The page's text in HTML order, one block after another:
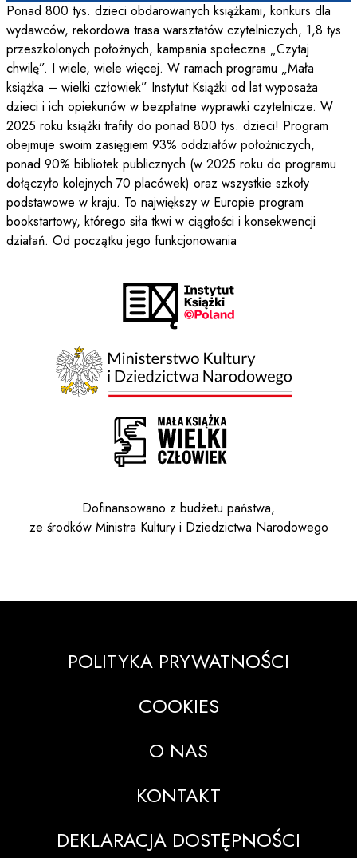
Ponad 800 tys. dzieci obdarowanych książkami, konkurs dla
wydawców, rekordowa trasa warsztatów czytelniczych, 1,8 tys.
przeszkolonych położnych, kampania społeczna „Czytaj
chwilę”. I wiele, wiele więcej. W ramach programu „Mała
książka – wielki człowiek” Instytut Książki od lat wyposaża
dzieci i ich opiekunów w bezpłatne wyprawki czytelnicze. W
2025 roku książki trafiły do ponad 800 tys. dzieci! Program
obejmuje swoim zasięgiem 93% oddziałów położniczych,
ponad 90% bibliotek publicznych (w 2025 roku do programu
dołączyło kolejnych 70 placówek) oraz wszystkie szkoły
podstawowe w kraju. To największy w Europie program
bookstartowy, którego siła tkwi w ciągłości i konsekwencji
działań. Od początku jego funkcjonowania
Dofinansowano z budżetu państwa,
ze środków Ministra Kultury i Dziedzictwa Narodowego
POLITYKA PRYWATNOŚCI
COOKIES
O NAS
KONTAKT
DEKLARACJA DOSTĘPNOŚCI